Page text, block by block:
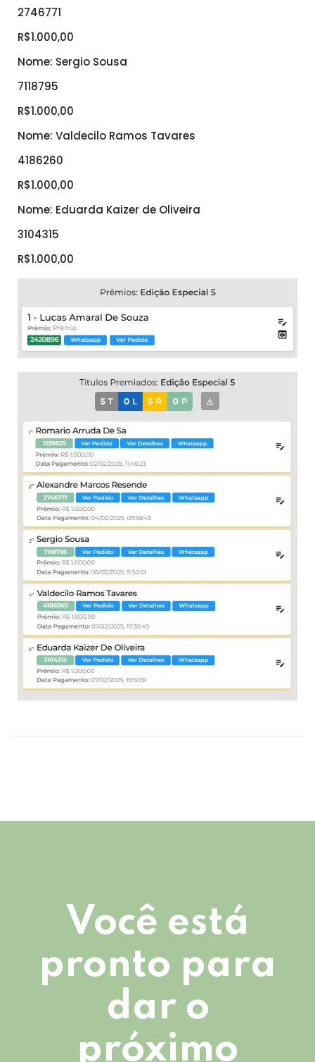
2746771
R$1.000,00
Nome: Sergio Sousa
7118795
R$1.000,00
Nome: Valdecilo Ramos Tavares
4186260
R$1.000,00
Nome: Eduarda Kaizer de Oliveira
3104315
R$1.000,00
Você está
pronto para
dar o
próximo